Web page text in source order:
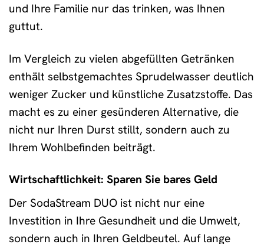
und Ihre Familie nur das trinken, was Ihnen
guttut.
Im Vergleich zu vielen abgefüllten Getränken
enthält selbstgemachtes Sprudelwasser deutlich
weniger Zucker und künstliche Zusatzstoffe. Das
macht es zu einer gesünderen Alternative, die
nicht nur Ihren Durst stillt, sondern auch zu
Ihrem Wohlbefinden beiträgt.
Wirtschaftlichkeit: Sparen Sie bares Geld
Der SodaStream DUO ist nicht nur eine
Investition in Ihre Gesundheit und die Umwelt,
sondern auch in Ihren Geldbeutel. Auf lange